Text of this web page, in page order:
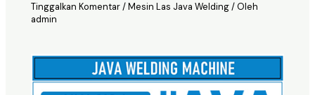
Tinggalkan Komentar/Mesin Las Java Welding/ Oleh
admin